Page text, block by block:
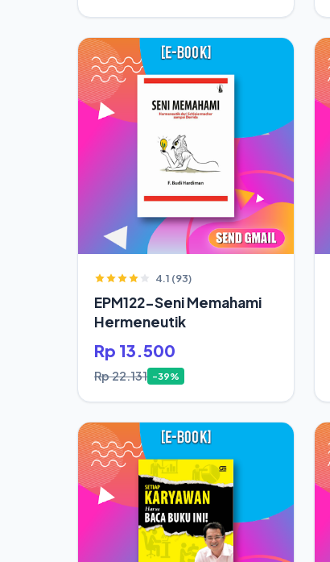
4.1 (93)
EPM122-Seni Memahami
Hermeneutik
Rp 13.500
Rp 22.131 -39%